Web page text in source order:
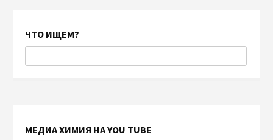
ЧТО ИЩЕМ?
МЕДИА ХИМИЯ НА YOU TUBE